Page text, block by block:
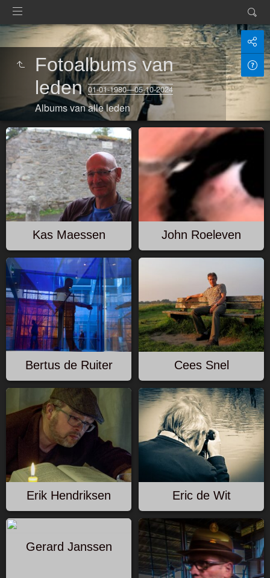
Fotoalbums van
leden01-01-1980—05-10-2024
Albums van alle leden
Kas Maessen John Roeleven
Bertus de Ruiter Cees Snel
Erik Hendriksen Eric de Wit
Gerard Janssen